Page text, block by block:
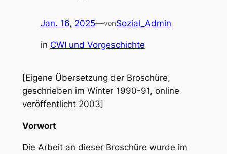
Jan. 16, 2025—vonSozial_Admin
in CWI und Vorgeschichte
[Eigene Übersetzung der Broschüre,
geschrieben im Winter 1990-91, online
veröffentlicht 2003]
Vorwort
Die Arbeit an dieser Broschüre wurde im